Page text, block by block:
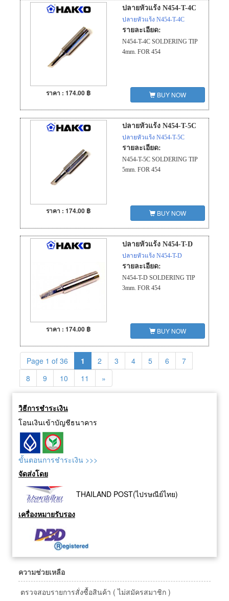
ปลายหัวแร้ง N454-T-4C
ปลายหัวแร้ง N454-T-4C
รายละเอียด:
N454-T-4C SOLDERING TIP
4mm. FOR 454
ราคา : 174.00 ฿ BUY NOW
ปลายหัวแร้ง N454-T-5C
ปลายหัวแร้ง N454-T-5C
รายละเอียด:
N454-T-5C SOLDERING TIP
5mm. FOR 454
ราคา : 174.00 ฿ BUY NOW
ปลายหัวแร้ง N454-T-D
ปลายหัวแร้ง N454-T-D
รายละเอียด:
N454-T-D SOLDERING TIP
3mm. FOR 454
ราคา : 174.00 ฿ BUY NOW
Page 1 of 36 1 2 3 4 5 6
7
8
9 10 11 »
วิธีการชำระเงิน
โอนเงินเข้าบัญชีธนาคาร
ขั้นตอนการชำระเงิน >>>
จัดส่งโดย
THAILAND POST(ไปรษณีย์ไทย)
เครื่องหมายรับรอง
ความช่วยเหลือ
ตรวจสอบรายการสั่งซื้อสินค้า ( ไม่สมัครสมาชิก )